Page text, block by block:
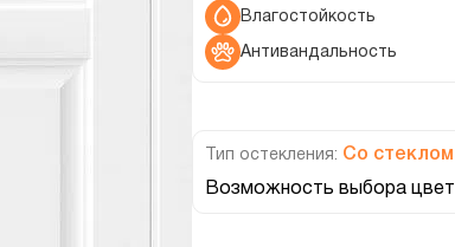
Влагостойкость
Антивандальность
Тип остекления: Со стеклом
Возможность выбора